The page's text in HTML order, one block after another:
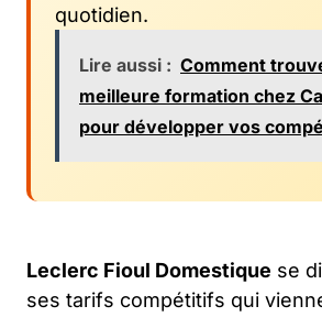
quotidien.
Lire aussi : Comment
meilleure formation chez
pour développer vos
Leclerc Fioul Domestique se
ses tarifs compétitifs qui